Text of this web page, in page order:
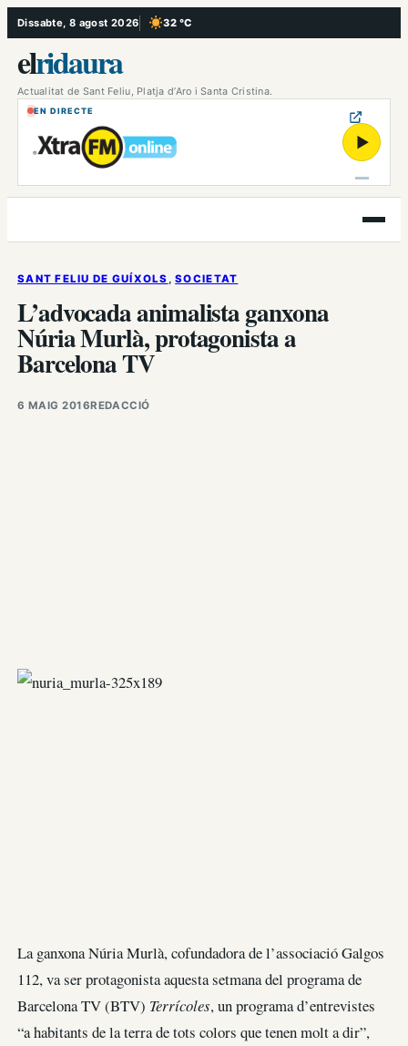
Vés
al
contingut
Dissabte, 8 agost 2026 32 °C
, Cel serè
elridaura
Actualitat de Sant Feliu, Platja d’Aro i Santa Cristina.
EN DIRECTE
▶
Obre
el
SANT FELIU DE GUÍXOLS , SOCIETAT
L’advocada animalista ganxona
Núria Murlà, protagonista a
Barcelona TV
6 MAIG 2016REDACCIÓ
La ganxona Núria Murlà, cofundadora de l’associació Galgos
112, va ser protagonista aquesta setmana del programa de
Barcelona TV (BTV) Terrícoles, un programa d’entrevistes
“a habitants de la terra de tots colors que tenen molt a dir”,